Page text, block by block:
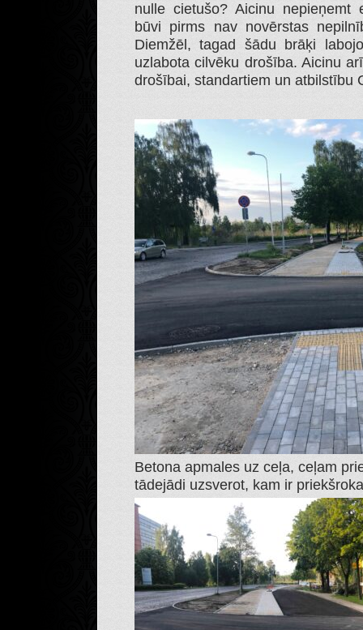
nulle cietušo? Aicinu nepieņemt
būvi pirms nav novērstas
Diemžēl, tagad šādu brāķi
uzlabota cilvēku drošība. Aicinu
drošībai, standartiem un atbilstību
Betona apmales uz ceļa, ceļam
tādejādi uzsverot, kam ir